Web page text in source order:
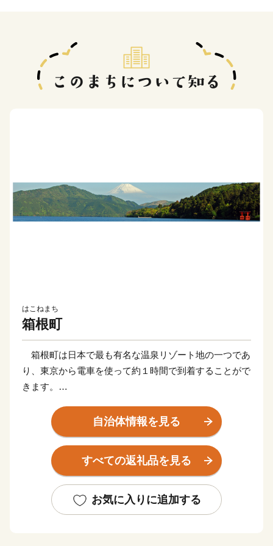
はこねまち
箱根町
箱根町は日本で最も有名な温泉リゾート地の一つであ
り、東京から電車を使って約１時間で到着することがで
きます。
のアクセスも非常に良く、東京、京都、大阪、富士山な
ど日本で人気の観光地を周遊する旅の滞在地として便利
な立地にあります。
そのため、国内外から毎年2000万人を超える観光客が
文化遺産にも登録されている富士山を近くに見ることも
出来ます。
自治体情報を見る
すべての返礼品を見る
お気に入りに追加する